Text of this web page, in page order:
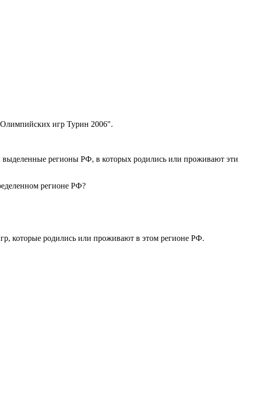
игр Турин 2006".
выделенные регионы РФ, в которых родились или проживают эти
регионе РФ?
которые родились или проживают в этом регионе РФ.